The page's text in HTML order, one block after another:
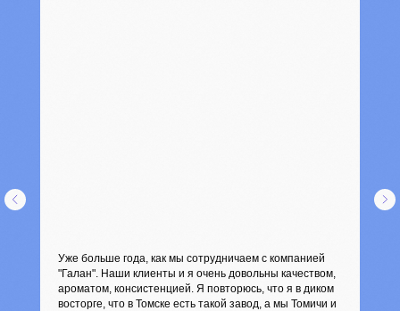
Уже больше года, как мы сотрудничаем с компанией
"Галан". Наши клиенты и я очень довольны качеством,
ароматом, консистенцией. Я повторюсь, что я в диком
восторге, что в Томске есть такой завод, а мы Томичи и